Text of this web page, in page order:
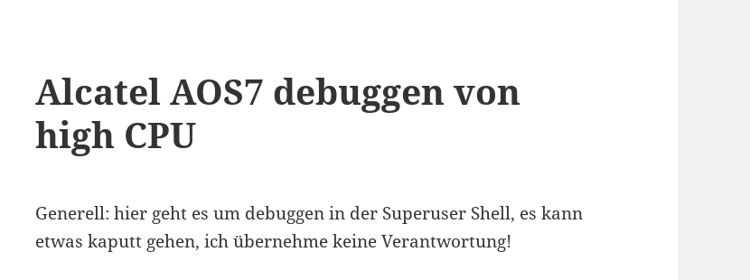
Alcatel AOS7 debuggen von
high CPU
Generell: hier geht es um debuggen in der Superuser Shell, es kann
etwas kaputt gehen, ich übernehme keine Verantwortung!